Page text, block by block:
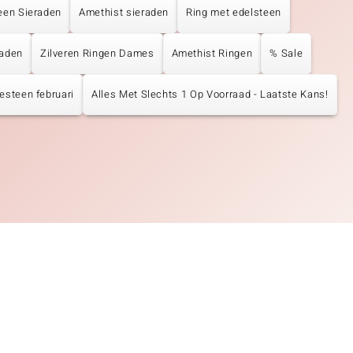
Sieraden Amethist sieraden Ring met edelsteen
Zilveren Ringen Dames Amethist Ringen % Sale
februari Alles Met Slechts 1 Op Voorraad - Laatste Kans!